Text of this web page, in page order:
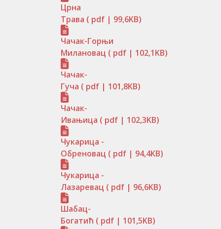
Црна
Трава ( pdf | 99,6KB)
Чачак-Горњи
Милановац ( pdf | 102,1KB)
Чачак-
Гуча ( pdf | 101,8KB)
Чачак-
Ивањица ( pdf | 102,3KB)
Чукарица -
Обреновац ( pdf | 94,4KB)
Чукарица -
Лазаревац ( pdf | 96,6KB)
Шабац-
Богатић ( pdf | 101,5KB)